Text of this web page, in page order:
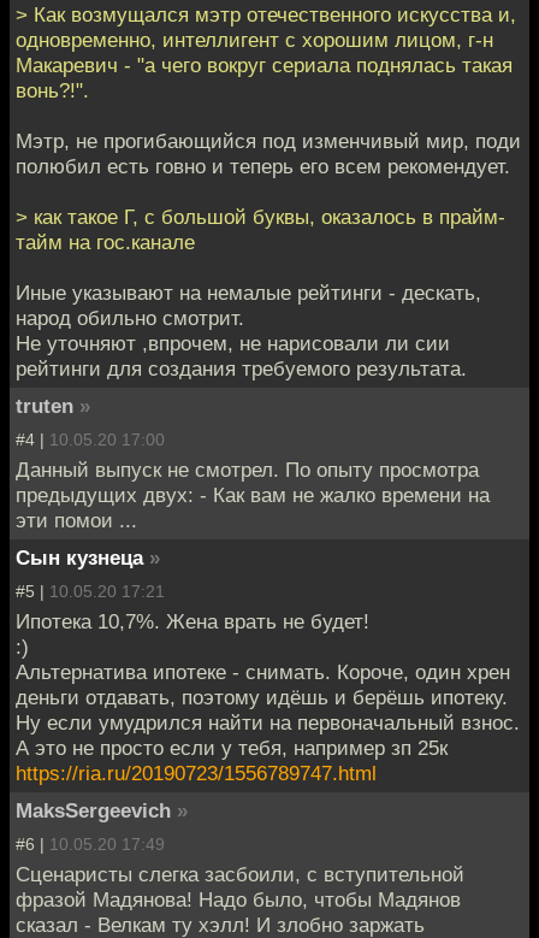
> Как возмущался мэтр отечественного искусства и,
одновременно, интеллигент с хорошим лицом, г-н
Макаревич - "а чего вокруг сериала поднялась такая
вонь?!".
Мэтр, не прогибающийся под изменчивый мир, поди
полюбил есть говно и теперь его всем рекомендует.
> как такое Г, с большой буквы, оказалось в прайм-
тайм на гос.канале
Иные указывают на немалые рейтинги - дескать,
народ обильно смотрит.
Не уточняют ,впрочем, не нарисовали ли сии
рейтинги для создания требуемого результата.
truten »
#4 | 10.05.20 17:00
Данный выпуск не смотрел. По опыту просмотра
предыдущих двух: - Как вам не жалко времени на
эти помои ...
Сын кузнеца »
#5 | 10.05.20 17:21
Ипотека 10,7%. Жена врать не будет!
:)
Альтернатива ипотеке - снимать. Короче, один хрен
деньги отдавать, поэтому идёшь и берёшь ипотеку.
Ну если умудрился найти на первоначальный взнос.
А это не просто если у тебя, например зп 25к
https://ria.ru/20190723/1556789747.html
MaksSergeevich »
#6 | 10.05.20 17:49
Сценаристы слегка засбоили, с вступительной
фразой Мадянова! Надо было, чтобы Мадянов
сказал - Велкам ту хэлл! И злобно заржать